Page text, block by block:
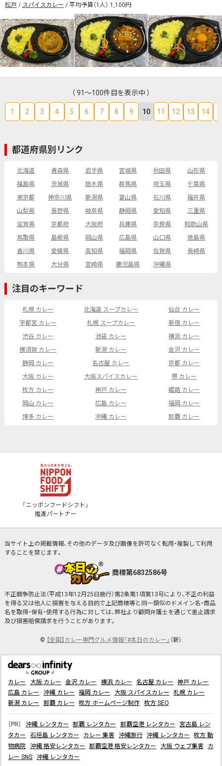
松戸 スパイスカレー 平均予算（1人） 1,100円
（ 91～100件目を表示中 ）
1 2 3 4 5 6 7 8 9 10 11 12 13 14
都道府県別リンク
北海道 青森県 岩手県 宮城県 秋田県
山形県
福島県
茨城県 栃木県 群馬県 埼玉県
千葉県
東京都
神奈川県 新潟県 富山県 石川県
福井県
山梨県
長野県 岐阜県 静岡県 愛知県
三重県
滋賀県
京都府 大阪府 兵庫県 奈良県
和歌山県
鳥取県
島根県 岡山県 広島県 山口県
徳島県
香川県
愛媛県 高知県 福岡県 佐賀県
長崎県
熊本県
大分県 宮崎県 鹿児島県 沖縄県
注目のキーワード
札幌 カレー 北海道 スープカレー
仙台 カレー
宇都宮 カレー
札幌 スープカレー
新宿 カレー
渋谷 カレー
池袋 カレー
横浜 カレー
横須賀 カレー
新潟 カレー
金沢 カレー
静岡 カレー
名古屋 カレー
京都 カレー
大阪 カレー
大阪スパイスカレー
堺 カレー
枚方 カレー
神戸 カレー
姫路 カレー
岡山 カレー
広島 カレー
福岡 カレー
博多 カレー
沖縄 カレー 那覇 カレー
「ニッポンフードシフト」
推進パートナー
当サイト上の掲載情報、その他のデータ及び画像を許可なく転用・複製して利用
することを禁じます。
商標第6832586号
不正競争防止法（平成13年12月25日施行）第2条第1項第13号により、不正の利益
を得る又は他人に損害を与える目的で上記商標等と同一類似のドメイン名・商品
名を取得・保有・使用する行為に対しては、弊社より顧問弁護士を通じて差止請求
及び損害賠償請求を行うことがあります。
© 【全国】カレー専門グルメ情報「#本日のカレー」 （新）
カレー 大阪 カレー 金沢 カレー 横浜 カレー 名古屋 カレー
神戸 カレー
広島 カレー
沖縄 カレー 福岡 カレー 大阪 スパイスカレー
札幌 カレー
新潟 カレー
那覇 カレー 枚方 ホームページ制作 枚方 SEO
［PR］ 沖縄 レンタカー 那覇 レンタカー 那覇空港 レンタカー
宮古島 レン
タカー
石垣島 レンタカー カレー 集客 沖縄旅行 沖縄 レンタカー
枚方 動
物病院
沖縄 格安レンタカー 那覇空港 格安レンタカー 大阪 ウェブ集客
カ
レー SNS
沖縄 レンタカー